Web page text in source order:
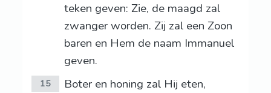
teken geven: Zie, de maagd zal
zwanger worden. Zij zal een Zoon
baren en Hem de naam Immanuel
geven.
15
Boter en honing zal Hij eten,